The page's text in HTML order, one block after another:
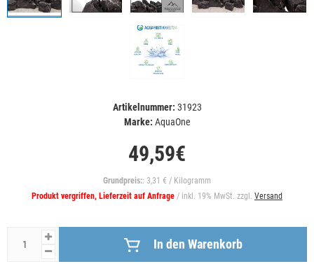
Artikelnummer: 31923
Marke: AquaOne
49,59€
Grundpreis:: 3,31 € / Kilogramm
Produkt vergriffen, Lieferzeit auf Anfrage / inkl. 19% MwSt. zzgl. Versand
In den Warenkorb